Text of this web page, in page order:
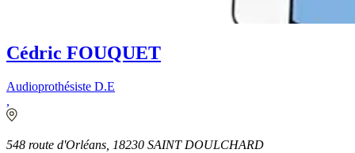
Cédric FOUQUET
Audioprothésiste D.E
548 route d'Orléans, 18230 SAINT DOULCHARD